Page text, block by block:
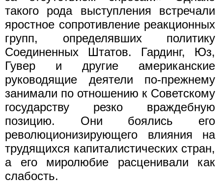
такого рода выступления встречали
яростное сопротивление реакционных
групп, определявших политику
Соединенных Штатов. Гардинг, Юз,
Гувер и другие американские
руководящие деятели по-прежнему
занимали по отношению к Советскому
государству резко враждебную
позицию. Они боялись его
революционизирующего влияния на
трудящихся капиталистических стран,
а его миролюбие расценивали как
слабость.